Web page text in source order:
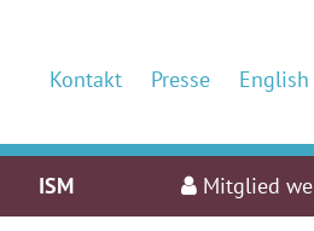
ISM Mitglied
Kontakt Presse English